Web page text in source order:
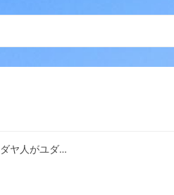
ヤ人がユダ…